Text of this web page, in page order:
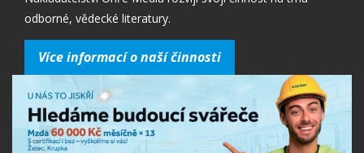
odborné, vědecké literatury.
Více informací o naší činnosti